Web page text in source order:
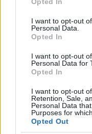
use your data for
consent section.
I want to opt-out
Personal Data.
Opted In
I want to opt-out
Personal Data for
Opted In
I want to opt-out
Retention, Sale,
Personal Data
Purposes for
Opted Out
El empresario José